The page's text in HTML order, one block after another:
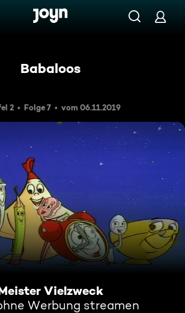
Babaloos
2 Folge 7 vom 06.11.2019
Vielzweck
Werbung streamen